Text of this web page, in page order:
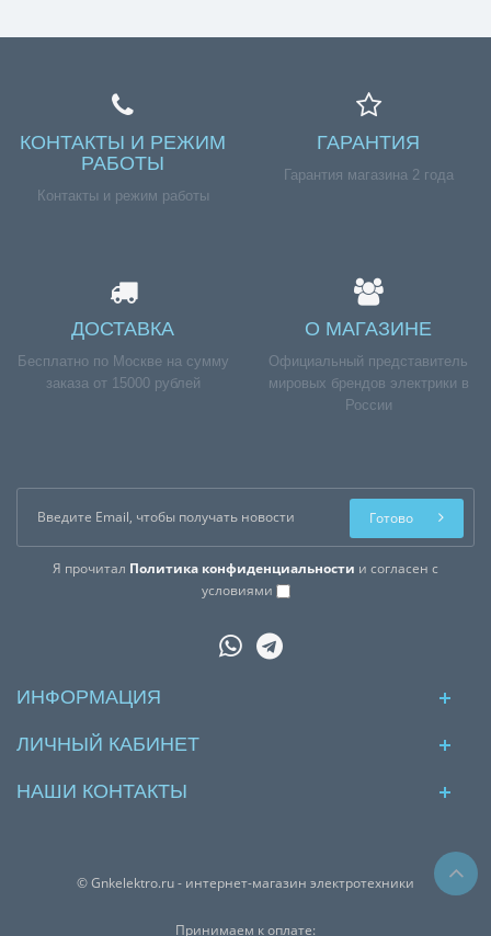
КОНТАКТЫ И РЕЖИМ
РАБОТЫ
Контакты и режим работы
ГАРАНТИЯ
Гарантия магазина 2 года
ДОСТАВКА
Бесплатно по Москве на сумму
заказа от 15000 рублей
О МАГАЗИНЕ
Официальный представитель
мировых брендов электрики в
России
Я прочитал Политика конфиденциальности и согласен с
условиями
Готово
ИНФОРМАЦИЯ
ЛИЧНЫЙ КАБИНЕТ
НАШИ КОНТАКТЫ
© Gnkelektro.ru - интернет-магазин электротехники
Принимаем к оплате: